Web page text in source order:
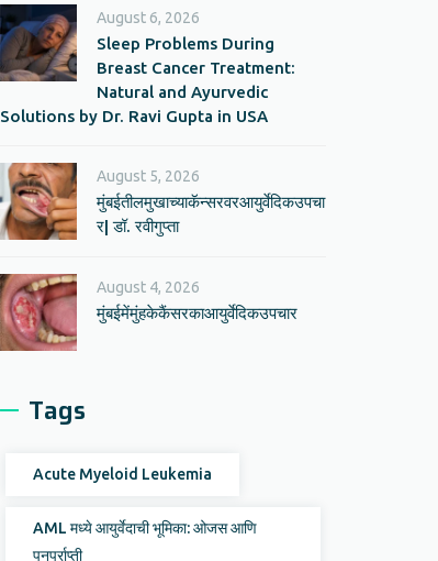
August 6, 2026
Sleep Problems During
Breast Cancer Treatment:
Natural and Ayurvedic
Solutions by Dr. Ravi Gupta in USA
August 5, 2026
मुंबईतीलमुखाच्याकॅन्सरवरआयुर्वेदिकउपचा
र| डॉ. रवीगुप्ता
August 4, 2026
मुंबईमेंमुंहकेकैंसरकाआयुर्वेदिकउपचार
Tags
Acute Myeloid Leukemia
AML मध्ये आयुर्वेदाची भूमिका: ओजस आणि
पुनर्प्राप्ती